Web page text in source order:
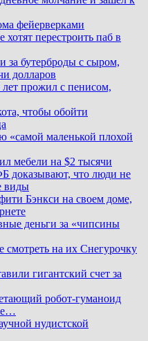
фейерверками
перестроить паб в
за бутерброды с сыром,
долларов
прожил с пенисом,
чтобы обойти
«самой маленькой плохой
мебели на $2 тысячи
доказывают, что люди не
виды
Бэнкси на своем доме,
деньги за «чипсины
смотреть на их Снегурочку
гигантский счет за
робот-гуманоид
нудистской